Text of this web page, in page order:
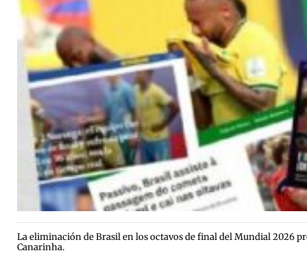
La eliminación de Brasil en los octavos de final del Mundial 2026
Canarinha.